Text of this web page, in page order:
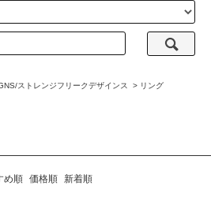
ストレンジフリークデザインス > リング
め順 価格順 新着順